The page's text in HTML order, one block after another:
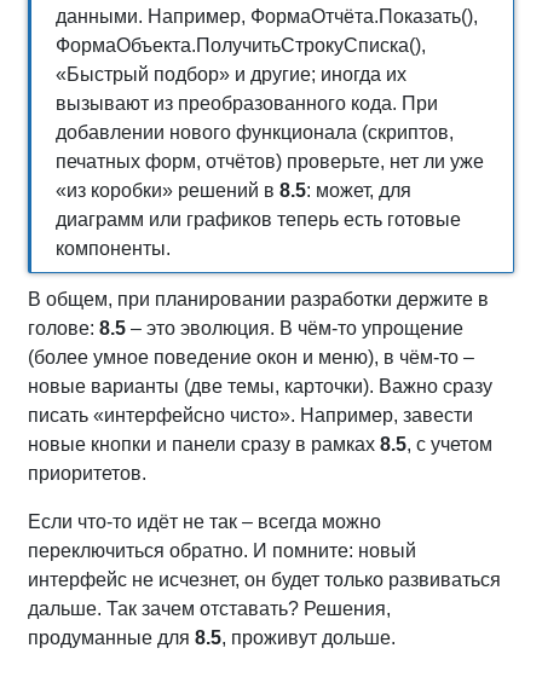
данными. Например, ФормаОтчёта.Показать(),
ФормаОбъекта.ПолучитьСтрокуСписка(),
«Быстрый подбор» и другие; иногда их
вызывают из преобразованного кода. При
добавлении нового функционала (скриптов,
печатных форм, отчётов) проверьте, нет ли уже
«из коробки» решений в 8.5: может, для
диаграмм или графиков теперь есть готовые
компоненты.
В общем, при планировании разработки держите в
голове: 8.5 – это эволюция. В чём-то упрощение
(более умное поведение окон и меню), в чём-то –
новые варианты (две темы, карточки). Важно сразу
писать «интерфейсно чисто». Например, завести
новые кнопки и панели сразу в рамках 8.5, с учетом
приоритетов.
Если что-то идёт не так – всегда можно
переключиться обратно. И помните: новый
интерфейс не исчезнет, он будет только развиваться
дальше. Так зачем отставать? Решения,
продуманные для 8.5, проживут дольше.